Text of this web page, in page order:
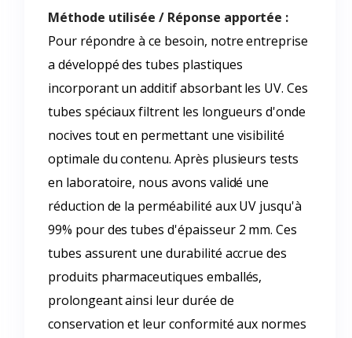
Méthode utilisée / Réponse apportée :
Pour répondre à ce besoin, notre entreprise
a développé des tubes plastiques
incorporant un additif absorbant les UV. Ces
tubes spéciaux filtrent les longueurs d'onde
nocives tout en permettant une visibilité
optimale du contenu. Après plusieurs tests
en laboratoire, nous avons validé une
réduction de la perméabilité aux UV jusqu'à
99% pour des tubes d'épaisseur 2 mm. Ces
tubes assurent une durabilité accrue des
produits pharmaceutiques emballés,
prolongeant ainsi leur durée de
conservation et leur conformité aux normes